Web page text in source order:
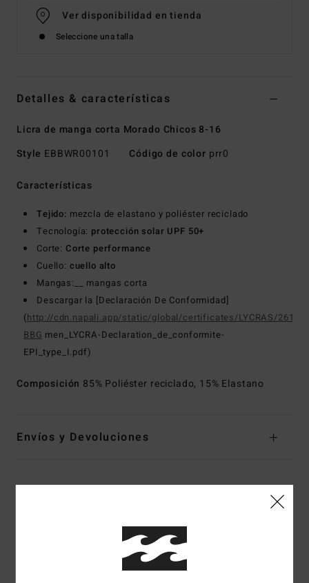
Ver disponibilidad en tienda
Seleccione una talla
Detalles & características
Licra de manga corta Morado Chicos 8-16
Style EBBWR00101 Código de color prr0
Características
Tejido: mezcla de elastano y poliéster reciclado
Tecnología: protección solar UPF 50+
Corte: Corte performance
Cuello: cuello alto
Mangas:__ mangas corta
Descargar la [Declaración De Conformidad]
(http://cdn.napali.app/static/global/certificates/LYCRAS/261-
BBG men_LYCRA-Declaration_de_conformite-
EPI_type_I.pdf)
Composición 85% Poliéster reciclado, 15% Elastano
Envíos y Devoluciones
Puntuación media